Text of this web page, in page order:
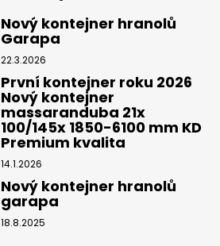
Nový kontejner hranolů
Garapa
22.3.2026
První kontejner roku 2026
Nový kontejner
massaranduba 21x
100/145x 1850-6100 mm KD
Premium kvalita
14.1.2026
Nový kontejner hranolů
garapa
18.8.2025